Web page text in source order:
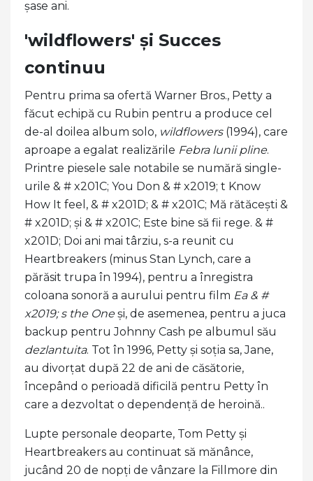
șase ani.
'wildflowers' și Succes
continuu
Pentru prima sa ofertă Warner Bros., Petty a
făcut echipă cu Rubin pentru a produce cel
de-al doilea album solo, wildflowers(1994), care
aproape a egalat realizările Febra lunii pline.
Printre piesele sale notabile se numără single-
urile & # x201C; You Don & # x2019; t Know
How It feel, & # x201D; & # x201C; Mă rătăcești &
# x201D; și & # x201C; Este bine să fii rege. & #
x201D; Doi ani mai târziu, s-a reunit cu
Heartbreakers (minus Stan Lynch, care a
părăsit trupa în 1994), pentru a înregistra
coloana sonoră a aurului pentru film Ea & #
x2019; s the Oneși, de asemenea, pentru a juca
backup pentru Johnny Cash pe albumul său
dezlantuita. Tot în 1996, Petty și soția sa, Jane,
au divorțat după 22 de ani de căsătorie,
începând o perioadă dificilă pentru Petty în
care a dezvoltat o dependență de heroină..
Lupte personale deoparte, Tom Petty și
Heartbreakers au continuat să mănânce,
jucând 20 de nopți de vânzare la Fillmore din